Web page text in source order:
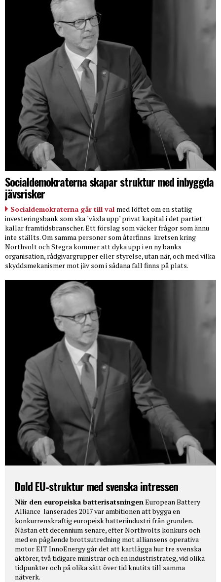
Socialdemokraterna skapar struktur med inbyggda
jävsrisker
Socialdemokraterna går till val med löftet om en statlig
investeringsbank som ska "växla upp" privat kapital i det partiet
kallar framtidsbranscher. Ett förslag som väcker frågor som ännu
inte ställts. Om samma personer som återfinns kretsen kring
Northvolt och Stegra kommer att dyka upp i en ny banks
organisation, rådgivargrupper eller styrelse, utan när, och med vilka
skyddsmekanismer mot jäv som i sådana fall finns på plats.
Dold EU-struktur med svenska intressen
När den europeiska batterisatsningen European Battery
Alliance lanserades 2017 var ambitionen att bygga en
konkurrenskraftig europeisk batteriindustri från grunden.
Nästan ett decennium senare, efter Northvolts konkurs och
med en pågående brottsutredning mot alliansens operativa
motor EIT InnoEnergy går det att kartlägga hur tre svenska
aktörer, två tidigare ministrar och en industristrateg, vid olika
tidpunkter och på olika sätt över tid knutits till samma
nätverk.